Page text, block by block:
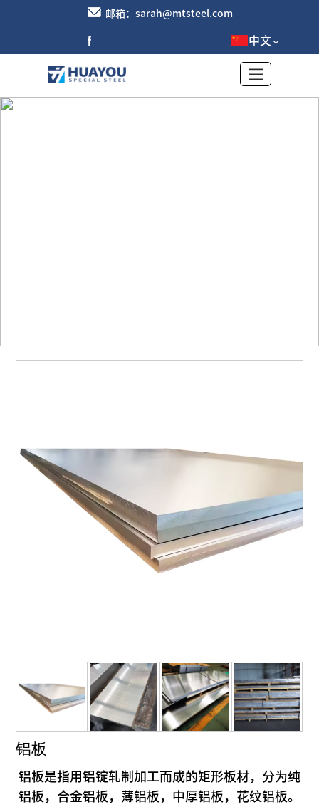
邮箱：sarah@mtsteel.com
中文
铝板
铝板是指用铝锭轧制加工而成的矩形板材，分为纯
铝板，合金铝板，薄铝板，中厚铝板，花纹铝板。